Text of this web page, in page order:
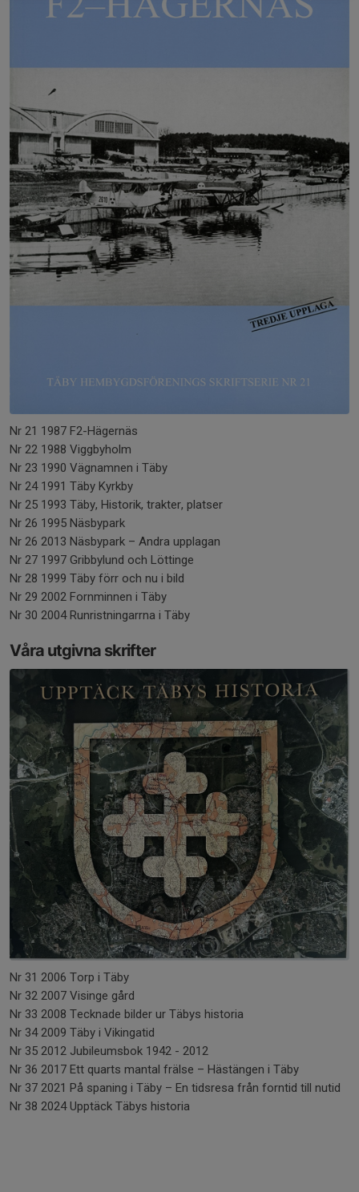
Nr 21 1987 F2-Hägernäs
Nr 22 1988 Viggbyholm
Nr 23 1990 Vägnamnen i Täby
Nr 24 1991 Täby Kyrkby
Nr 25 1993 Täby, Historik, trakter, platser
Nr 26 1995 Näsbypark
Nr 26 2013 Näsbypark – Andra upplagan
Nr 27 1997 Gribbylund och Löttinge
Nr 28 1999 Täby förr och nu i bild
Nr 29 2002 Fornminnen i Täby
Nr 30 2004 Runristningarrna i Täby
Våra utgivna skrifter
Nr 31 2006 Torp i Täby
Nr 32 2007 Visinge gård
Nr 33 2008 Tecknade bilder ur Täbys historia
Nr 34 2009 Täby i Vikingatid
Nr 35 2012 Jubileumsbok 1942 - 2012
Nr 36 2017 Ett quarts mantal frälse – Hästängen i Täby
Nr 37 2021 På spaning i Täby – En tidsresa från forntid till nutid
Nr 38 2024 Upptäck Täbys historia